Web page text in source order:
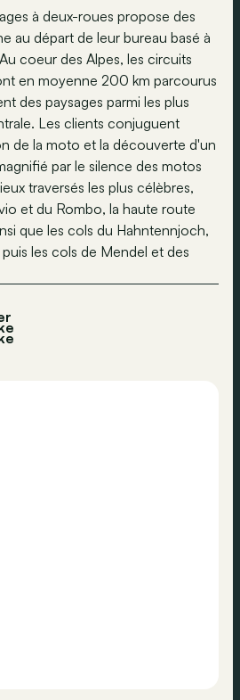
à deux-roues propose des
au départ de leur bureau basé à
coeur des Alpes, les circuits
en moyenne 200 km parcourus
des paysages parmi les plus
Les clients conjuguent
de la moto et la découverte d'un
par le silence des motos
traversés les plus célèbres,
et du Rombo, la haute route
que les cols du Hahntennjoch,
les cols de Mendel et des